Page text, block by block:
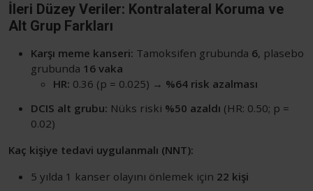
İleri Düzey Veriler: Kontralateral Koruma ve
Alt Grup Farkları
Karşı meme kanseri: Tamoksifen grubunda 6, plasebo
grubunda 16 vaka
HR: 0.36 (p = 0.025) → %64 risk azalması
DCIS alt grubu: Nüks riski %50 azaldı (HR: 0.50; p =
0.02)
Kaç kişiye tedavi uygulanmalı (NNT):
5 yılda 1 kanser olayını önlemek için 22 kişi